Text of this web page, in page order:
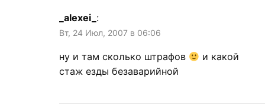
_alexei_ :
Вт, 24 Июл, 2007 в 06:06
ну и там сколько штрафов
и какой
стаж езды безаварийной